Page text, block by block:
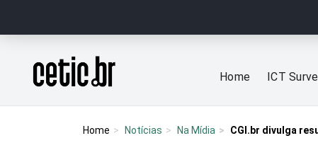
Página inicial
Home ICT
Home Notícias Na Mídia CGI.br divulga